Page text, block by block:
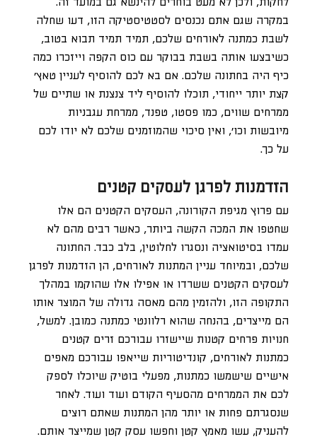
לחקות, ולכן לא מעט בוחרים להינשא גם במועד זה.
במקרה שגם אתם נכנסים לסטטיסטיקה הזו, דעו שחלה
לשבת כמתנה לאורחים שלכם, תמיד תמיד תבוא בטוב,
כשיבצעו אותה בשבת בבוקר עם כוס הקפה וייזכרו כמה
כיף היה בחתונה שלכם. אם בא לכם להוסיף לעניין טאץ’
קצת יותר ייחודי, תוכלו להוסיף ליד צנצנת או שתיים של
ממרחים שווים, כמו פסטו, טפנד, ממרחת עגבניות
מיובשות וכו’, ואין סיכוי שהמוזמנים שלכם לא יודו לכם
על כך.
הזדמנות לפרגן לעסקים קטנים
עם פרוץ מגיפת הקורונה, העסקים הקטנים הם אלו
שחטפו את המכה הקשה ביותר, כאשר רבים מהם לא
עמדו בסיטואציה ונסגרו לחלוטין, בלב כבד. החתונה
שלכם, ובמיוחד עניין המתנות לאורחים, הן הזדמנות לפרגן
לעסקים הקטנים ששרדו או אפילו אלו שהוקמו במהלך
התקופה הזו, ולהזמין מהם מאסה גדולה של המוצר אותו
הם מייצרים, בהנחה שהוא רלוונטי כמתנה כמובן. למשל,
חנויות פרחים קטנות שיישזרו עבורכם זרים קטנים
כמתנות לאורחים, קונדיטוריות שייאפו עבורכם מאפים
אישיים שישמשו כמתנות, מפעלי בוטיק שיוכלו לספק
לכם את הממרחים מהסעיף הקודם ועוד ועוד. לאחר
שנסגרתם פחות או יותר מהן המתנות שאתם רוצים
להעניק, עשו מאמץ קטן וחפשו עסק קטן שמייצר אותם.